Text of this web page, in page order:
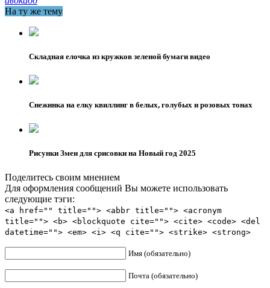
На ту же тему
Складная елочка из кружков зеленой бумаги видео
Снежинка на елку квиллинг в белых, голубых и розовых тонах
Рисунки Змеи для срисовки на Новый год 2025
Поделитесь своим мнением
Для оформления сообщений Вы можете использовать
следующие тэги:
<a href="" title=""> <abbr title=""> <acronym
title=""> <b> <blockquote cite=""> <cite> <code> <del
datetime=""> <em> <i> <q cite=""> <strike> <strong>
Имя (обязательно)
Почта (обязательно)